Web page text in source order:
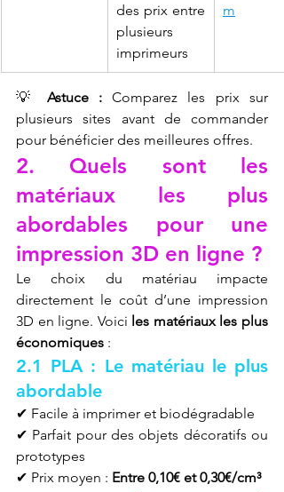
des prix entre
plusieurs
imprimeurs
m
💡 Astuce : Comparez les prix sur
plusieurs sites avant de commander
pour bénéficier des meilleures offres.
2. Quels sont les
matériaux les plus
abordables pour une
impression 3D en ligne ?
Le choix du matériau impacte
directement le coût d’une impression
3D en ligne. Voici les matériaux les plus
économiques :
2.1 PLA : Le matériau le plus
abordable
✔ Facile à imprimer et biodégradable
✔ Parfait pour des objets décoratifs ou
prototypes
✔ Prix moyen : Entre 0,10€ et 0,30€/cm³